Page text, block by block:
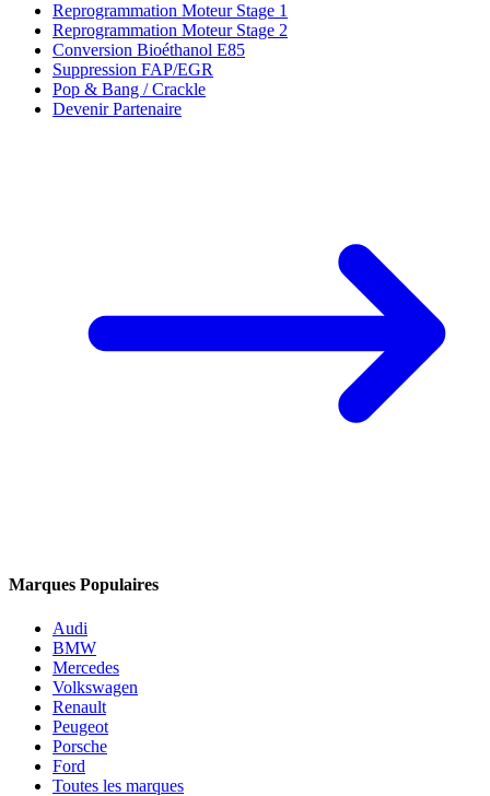
Reprogrammation Moteur Stage 1
Reprogrammation Moteur Stage 2
Conversion Bioéthanol E85
Suppression FAP/EGR
Pop & Bang / Crackle
Devenir Partenaire
Marques Populaires
Audi
BMW
Mercedes
Volkswagen
Renault
Peugeot
Porsche
Ford
Toutes les marques